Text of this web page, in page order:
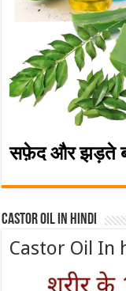
सफ़ेद और झड़ते
Castor Oil In Hindi
Castor Oil In